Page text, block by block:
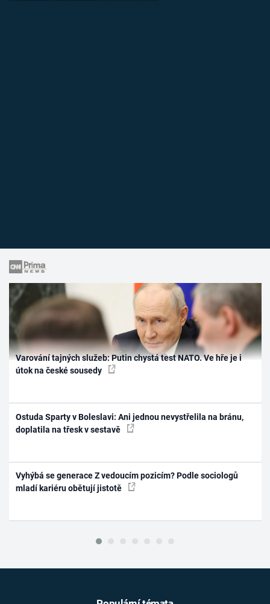
Varování tajných služeb: Putin chystá test NATO. Ve hře je i
útok na české sousedy
Ostuda Sparty v Boleslavi: Ani jednou nevystřelila na bránu,
doplatila na třesk v sestavě
Vyhýbá se generace Z vedoucím pozicím? Podle sociologů
mladí kariéru obětují jistotě